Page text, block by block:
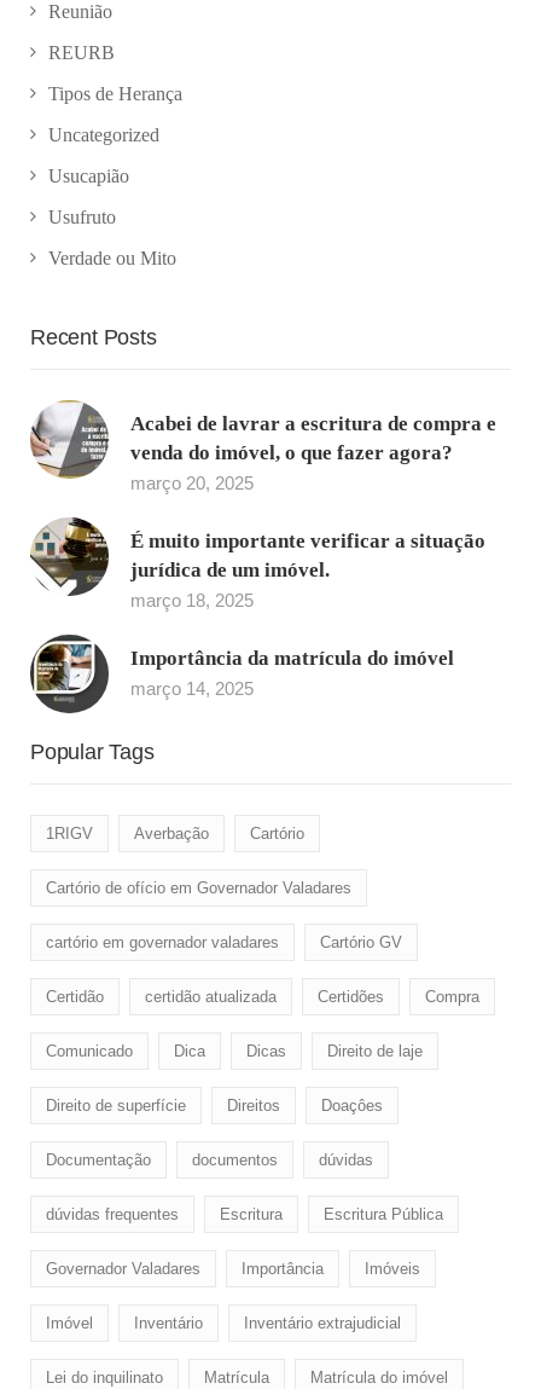
Reunião
REURB
Tipos de Herança
Uncategorized
Usucapião
Usufruto
Verdade ou Mito
Recent Posts
Acabei de lavrar a escritura de compra e
venda do imóvel, o que fazer agora?
março 20, 2025
É muito importante verificar a situação
jurídica de um imóvel.
março 18, 2025
Importância da matrícula do imóvel
março 14, 2025
Popular Tags
1RIGV Averbação Cartório
Cartório de ofício em Governador Valadares
cartório em governador valadares Cartório GV
Certidão certidão atualizada Certidões Compra
Comunicado Dica Dicas Direito de laje
Direito de superfície Direitos Doaçôes
Documentação documentos dúvidas
dúvidas frequentes Escritura Escritura Pública
Governador Valadares Importância Imóveis
Imóvel Inventário Inventário extrajudicial
Lei do inquilinato Matrícula Matrícula do imóvel